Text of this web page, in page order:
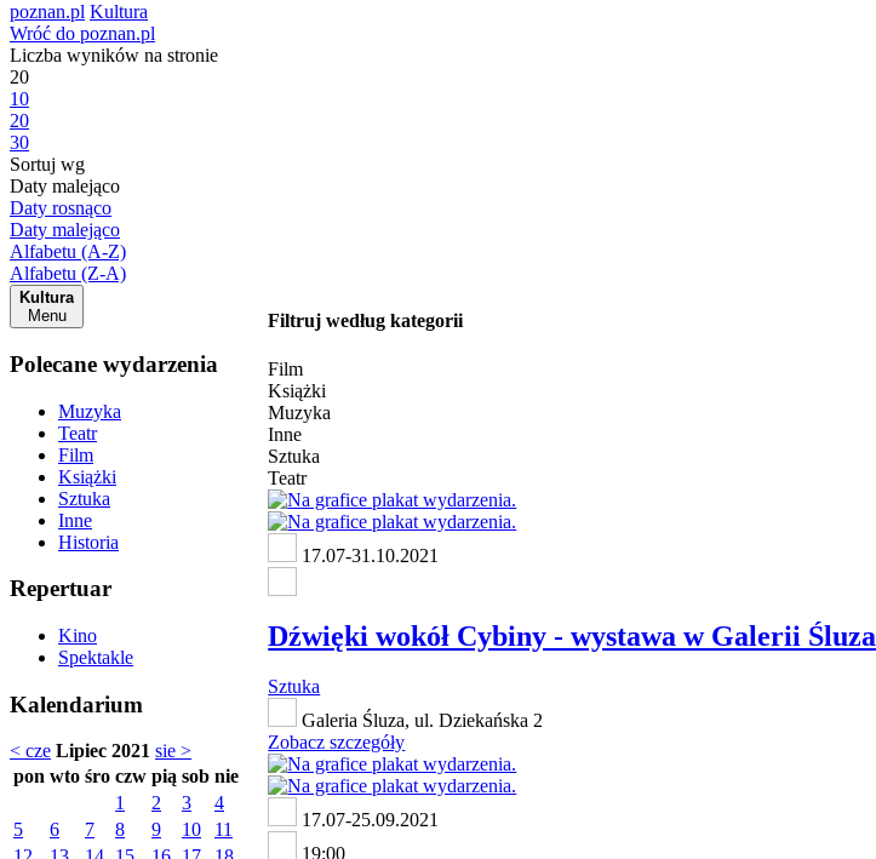
poznan.pl Kultura
Wróć do poznan.pl
Liczba wyników na stronie
20
10
20
30
Sortuj wg
Daty malejąco
Daty rosnąco
Daty malejąco
Alfabetu (A-Z)
Alfabetu (Z-A)
Kultura
Menu
Polecane wydarzenia
Muzyka
Teatr
Film
Książki
Sztuka
Inne
Historia
Repertuar
Kino
Spektakle
Kalendarium
< cze Lipiec 2021 sie >
pon wto śro czw pią sob nie
1
2 3
4
5
6 7 8 9 10
11
Filtruj według kategorii
Film
Książki
Muzyka
Inne
Sztuka
Teatr
17.07-31.10.2021
Dźwięki wokół Cybiny - wystawa w Galerii Śluza
Sztuka
Galeria Śluza, ul. Dziekańska 2
Zobacz szczegóły
17.07-25.09.2021
19:00